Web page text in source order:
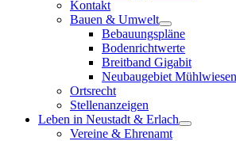
Kontakt
Bauen & Umwelt
Bebauungspläne
Bodenrichtwerte
Breitband Gigabit
Neubaugebiet Mühlwiesen
Ortsrecht
Stellenanzeigen
Leben in Neustadt & Erlach
Vereine & Ehrenamt